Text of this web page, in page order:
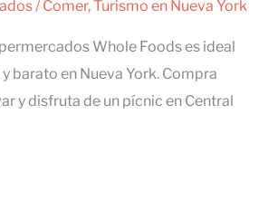
/Comer,Turismo en Nueva York
Whole Foods es ideal
barato en Nueva York. Compra
y disfruta de un pícnic en Central